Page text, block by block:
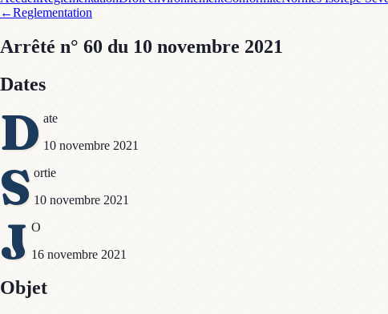
←Reglementation
Arrêté n° 60 du 10 novembre 2021
Dates
D ate
10 novembre 2021
S ortie
10 novembre 2021
J O
16 novembre 2021
Objet